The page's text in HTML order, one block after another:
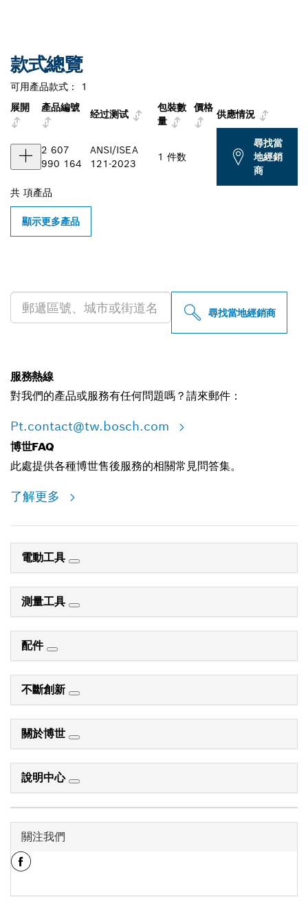
款式總覽
可用產品款式：
1
展開
產品編號
经过测试
包裝數
量
價格
供應情況
2 607
990 164
ANSI/ISEA
121-2023
1 件数
尋找當
地經銷
商
共 項產品
顯示更多產品
尋找當地經銷商
服務熱線
對我們的產品或服務有任何問題嗎？請來郵件：
Pt.contact@tw.bosch.com
博世FAQ
此處提供各種博世售後服務的相關常見問答集。
了解更多
電動工具
測量工具
配件
不斷創新
關於博世
說明中心
關注我們